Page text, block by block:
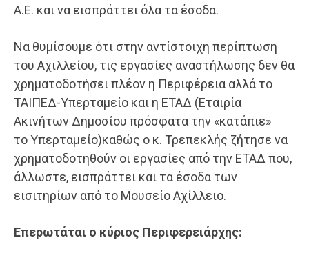
Α.Ε. και να εισπράττει όλα τα έσοδα.
Να θυμίσουμε ότι στην αντίστοιχη περίπτωση
του Αχιλλείου, τις εργασίες αναστήλωσης δεν θα
χρηματοδοτήσει πλέον η Περιφέρεια αλλά το
ΤΑΙΠΕΔ-Υπερταμείο και η ΕΤΑΔ (Εταιρία
Ακινήτων Δημοσίου πρόσφατα την «κατάπιε»
το Υπερταμείο)καθώς ο κ. Τρεπεκλής ζήτησε να
χρηματοδοτηθούν οι εργασίες από την ΕΤΑΔ που,
άλλωστε, εισπράττει και τα έσοδα των
εισιτηρίων από το Μουσείο Αχίλλειο.
Επερωτάται ο κύριος Περιφερειάρχης: